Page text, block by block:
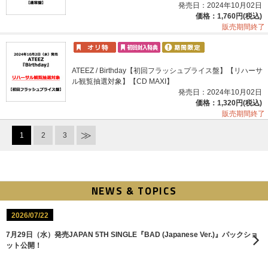
発売日：2024年10月02日
価格：1,760円(税込)
販売期間終了
ATEEZ / Birthday【初回フラッシュプライス盤】【リハーサ
ル観覧抽選対象】【CD MAXI】
発売日：2024年10月02日
価格：1,320円(税込)
販売期間終了
1 2 3
NEWS & TOPICS
2026/07/22
7月29日（水）発売JAPAN 5TH SINGLE『BAD (Japanese Ver.)』パックショ
ット公開！